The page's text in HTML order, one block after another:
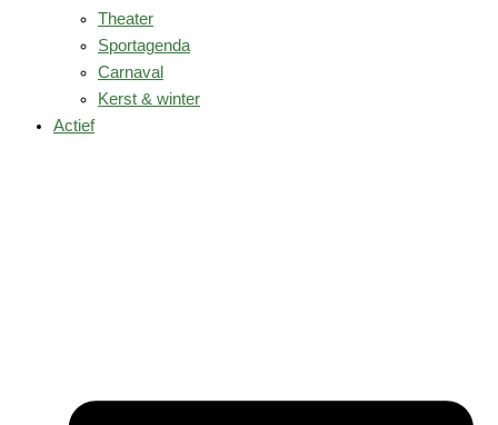
Theater
Sportagenda
Carnaval
Kerst & winter
Actief